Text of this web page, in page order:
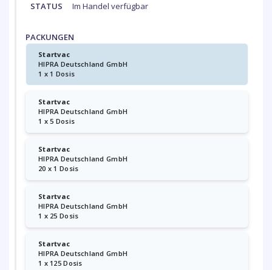
STATUS Im Handel verfügbar
PACKUNGEN
Startvac
HIPRA Deutschland GmbH
1 x 1 Dosis
Startvac
HIPRA Deutschland GmbH
1 x 5 Dosis
Startvac
HIPRA Deutschland GmbH
20 x 1 Dosis
Startvac
HIPRA Deutschland GmbH
1 x 25 Dosis
Startvac
HIPRA Deutschland GmbH
1 x 125 Dosis